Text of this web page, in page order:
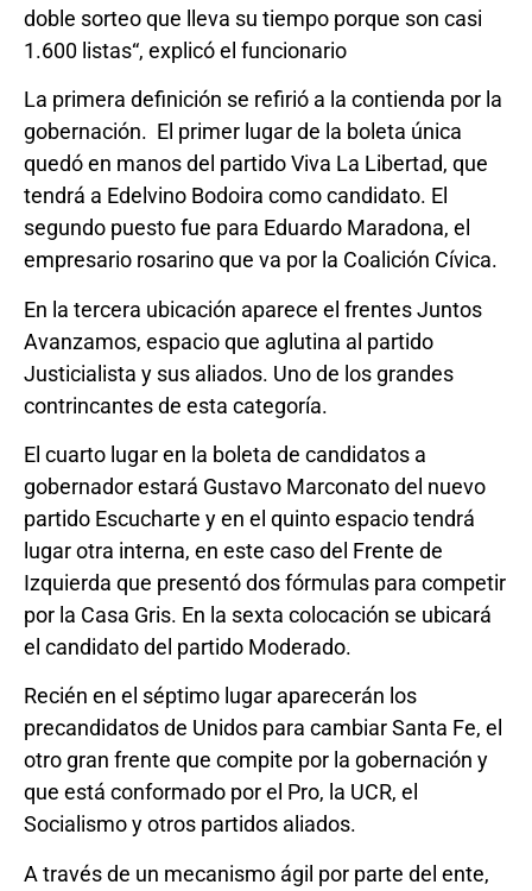
doble sorteo que lleva su tiempo porque son casi
1.600 listas“, explicó el funcionario
La primera definición se refirió a la contienda por la
gobernación. El primer lugar de la boleta única
quedó en manos del partido Viva La Libertad, que
tendrá a Edelvino Bodoira como candidato. El
segundo puesto fue para Eduardo Maradona, el
empresario rosarino que va por la Coalición Cívica.
En la tercera ubicación aparece el frentes Juntos
Avanzamos, espacio que aglutina al partido
Justicialista y sus aliados. Uno de los grandes
contrincantes de esta categoría.
El cuarto lugar en la boleta de candidatos a
gobernador estará Gustavo Marconato del nuevo
partido Escucharte y en el quinto espacio tendrá
lugar otra interna, en este caso del Frente de
Izquierda que presentó dos fórmulas para competir
por la Casa Gris. En la sexta colocación se ubicará
el candidato del partido Moderado.
Recién en el séptimo lugar aparecerán los
precandidatos de Unidos para cambiar Santa Fe, el
otro gran frente que compite por la gobernación y
que está conformado por el Pro, la UCR, el
Socialismo y otros partidos aliados.
A través de un mecanismo ágil por parte del ente,